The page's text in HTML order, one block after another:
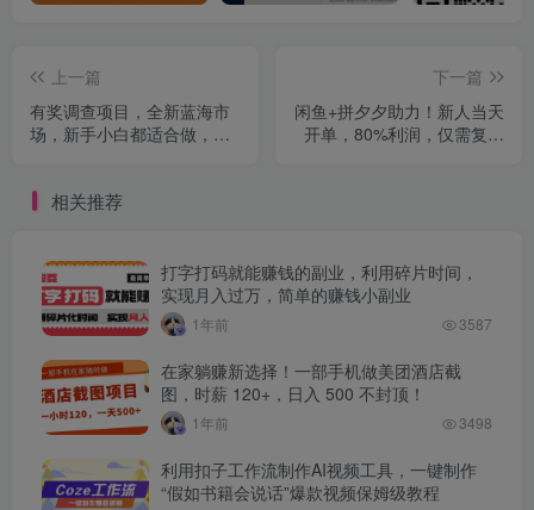
上一篇
有奖调查项目，全新蓝海市
场，新手小白都适合做，无
下一篇
闲鱼+拼夕夕助力！新人当天
开单，80%利润，仅需复制
相关推荐
打字打码就能赚钱的副业，利用碎片时间，
实现月入过万，简单的赚钱小副业
1年前 3587
在家躺赚新选择！一部手机做美团酒店截
图，时薪 120+，日入 500 不封顶！
1年前 3498
利用扣子工作流制作AI视频工具，一键制作
“假如书籍会说话”爆款视频保姆级教程